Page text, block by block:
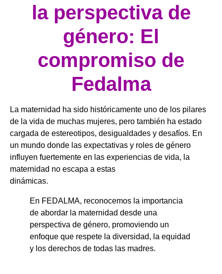
la perspectiva de
género: El
compromiso de
Fedalma
La maternidad ha sido históricamente uno de los pilares
de la vida de muchas mujeres, pero también ha estado
cargada de estereotipos, desigualdades y desafíos. En
un mundo donde las expectativas y roles de género
influyen fuertemente en las experiencias de vida, la
maternidad no escapa a estas
dinámicas.
En FEDALMA, reconocemos la importancia
de abordar la maternidad desde una
perspectiva de género, promoviendo un
enfoque que respete la diversidad, la equidad
y los derechos de todas las madres.